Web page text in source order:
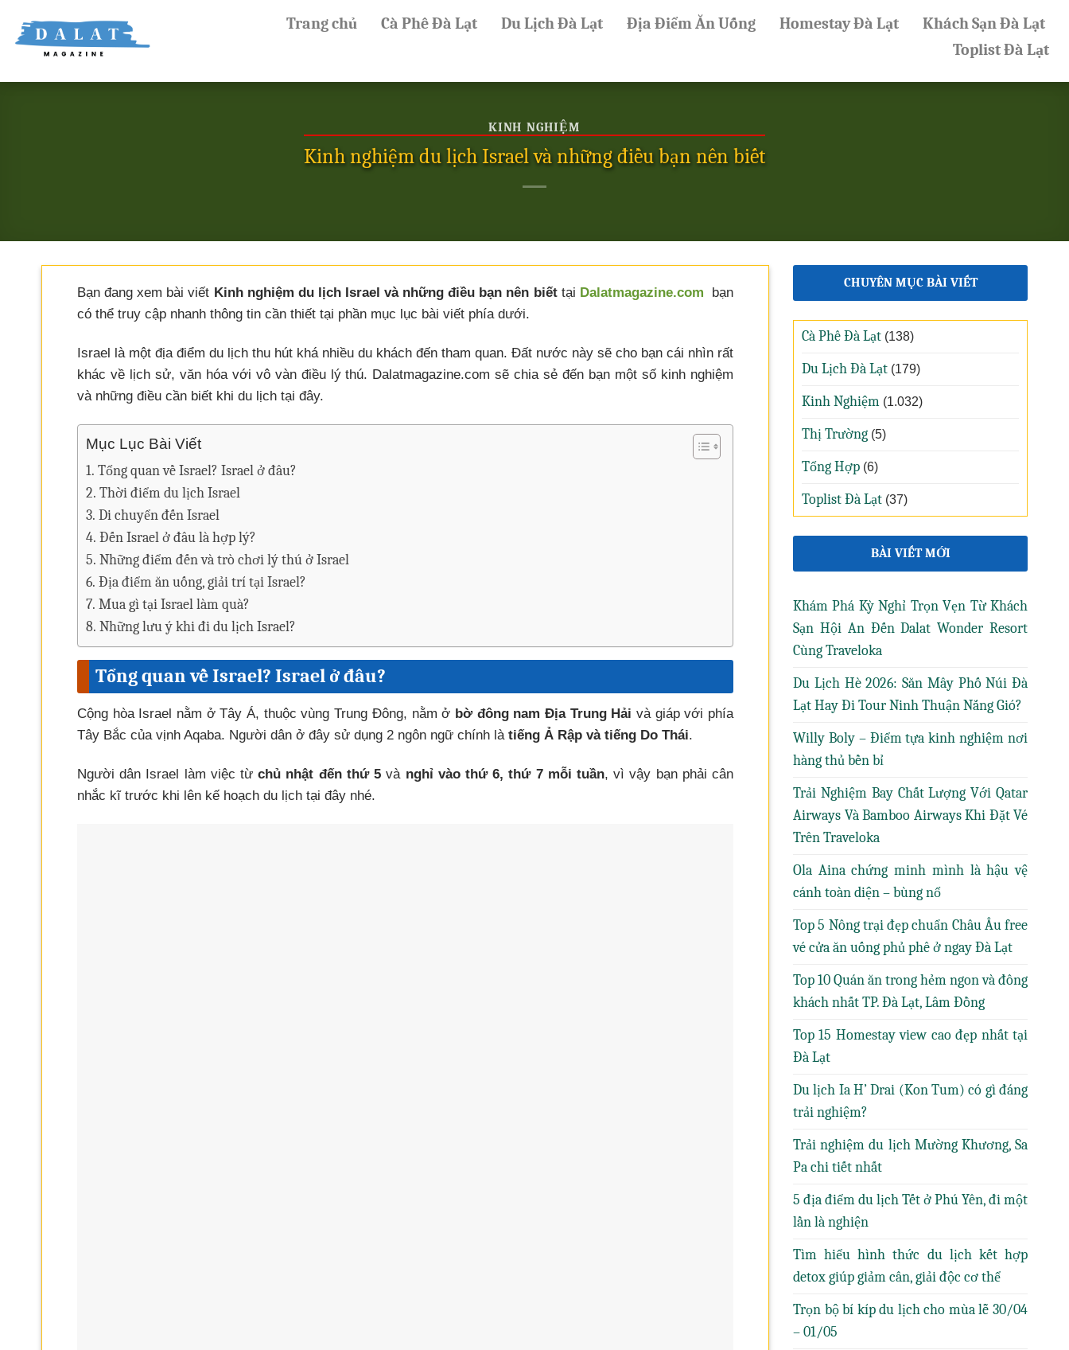
content
Trang chủ Cà Phê Đà Lạt Du Lịch Đà Lạt Địa Điểm Ăn Uống Homestay Đà Lạt
Khách Sạn Đà Lạt
Toplist Đà Lạt
KINH NGHIỆM
Kinh nghiệm du lịch Israel và những điều bạn nên biết
Bạn đang xem bài viết Kinh nghiệm du lịch Israel và những điều bạn nên biếttại Dalatmagazine.com
bạn
có thể truy cập nhanh thông tin cần thiết tại phần mục lục bài viết phía dưới.
Israel là một địa điểm du lịch thu hút khá nhiều du khách đến tham quan. Đất nước này sẽ cho bạn cái nhìn rất
khác về lịch sử, văn hóa với vô vàn điều lý thú. Dalatmagazine.com sẽ chia sẻ đến bạn một số kinh nghiệm
và những điều cần biết khi du lịch tại đây.
Mục Lục Bài Viết
Tổng quan về Israel? Israel ở đâu?
Thời điểm du lịch Israel
Di chuyển đến Israel
Đến Israel ở đâu là hợp lý?
Những điểm đến và trò chơi lý thú ở Israel
Địa điểm ăn uống, giải trí tại Israel?
Mua gì tại Israel làm quà?
Những lưu ý khi đi du lịch Israel?
Tổng quan về Israel? Israel ở đâu?
Cộng hòa Israel nằm ở Tây Á, thuộc vùng Trung Đông, nằm ở bờ đông nam Địa Trung Hải và giáp với phía
Tây Bắc của vịnh Aqaba. Người dân ở đây sử dụng 2 ngôn ngữ chính làtiếng Ả Rập và tiếng Do Thái.
Người dân Israel làm việc từ chủ nhật đến thứ 5 và nghỉ vào thứ 6, thứ 7 mỗi tuần, vì vậy bạn phải cân
nhắc kĩ trước khi lên kế hoạch du lịch tại đây nhé.
CHUYÊN MỤC BÀI VIẾT
Cà Phê Đà Lạt (138)
Du Lịch Đà Lạt (179)
Kinh Nghiệm (1.032)
Thị Trường (5)
Tổng Hợp (6)
Toplist Đà Lạt (37)
BÀI VIẾT MỚI
Khám Phá Kỳ Nghỉ Trọn Vẹn Từ Khách
Sạn Hội An Đến Dalat Wonder Resort
Cùng Traveloka
Du Lịch Hè 2026: Săn Mây Phố Núi Đà
Lạt Hay Đi Tour Ninh Thuận Nắng Gió?
Willy Boly – Điểm tựa kinh nghiệm nơi
hàng thủ bền bỉ
Trải Nghiệm Bay Chất Lượng Với Qatar
Airways Và Bamboo Airways Khi Đặt Vé
Trên Traveloka
Ola Aina chứng minh mình là hậu vệ
cánh toàn diện – bùng nổ
Top 5 Nông trại đẹp chuẩn Châu Âu free
vé cửa ăn uống phủ phê ở ngay Đà Lạt
Top 10 Quán ăn trong hẻm ngon và đông
khách nhất TP. Đà Lạt, Lâm Đồng
Top 15 Homestay view cao đẹp nhất tại
Đà Lạt
Du lịch Ia H’ Drai (Kon Tum) có gì đáng
trải nghiệm?
Trải nghiệm du lịch Mường Khương, Sa
Pa chi tiết nhất
5 địa điểm du lịch Tết ở Phú Yên, đi một
lần là nghiện
Tìm hiểu hình thức du lịch kết hợp
detox giúp giảm cân, giải độc cơ thể
Trọn bộ bí kíp du lịch cho mùa lễ 30/04
– 01/05